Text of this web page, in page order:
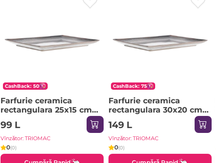
CashBack: 50
Farfurie ceramica
rectangulara 25x15 cm
TANA
99 L
Vînzător: TRIOMAC
0(0)
CashBack: 75
Farfurie ceramica
rectangulara 30x20 cm
TANA
149 L
Vînzător: TRIOMAC
0(0)